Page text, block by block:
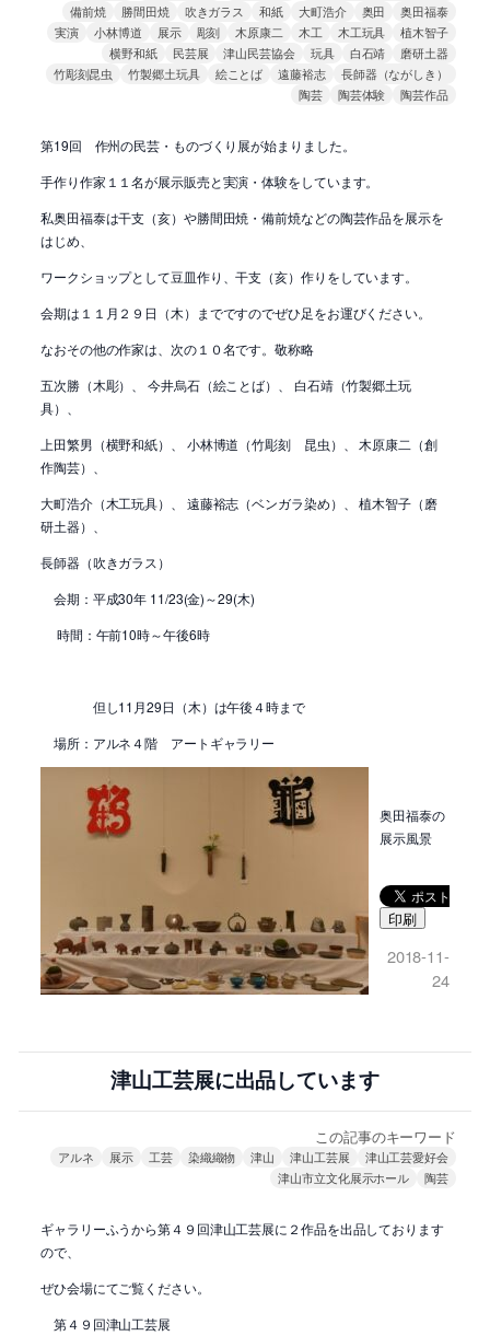
備前焼
勝間田焼 吹きガラス 和紙 大町浩介 奥田
奥田福泰
実演
小林博道 展示 彫刻 木原康二 木工 木工玩具
植木智子
横野和紙
民芸展 津山民芸協会 玩具 白石靖
磨研土器
竹彫刻昆虫
竹製郷土玩具 絵ことば 遠藤裕志
長師器（ながしき）
陶芸
陶芸体験 陶芸作品
第19回 作州の民芸・ものづくり展が始まりました。
手作り作家１１名が展示販売と実演・体験をしています。
私奥田福泰は干支（亥）や勝間田焼・備前焼などの陶芸作品を展示を
はじめ、
ワークショップとして豆皿作り、干支（亥）作りをしています。
会期は１１月２９日（木）までですのでぜひ足をお運びください。
なおその他の作家は、次の１０名です。敬称略
五次勝（木彫）、 今井烏石（絵ことば）、 白石靖（竹製郷土玩
具）、
上田繁男（横野和紙）、 小林博道（竹彫刻 昆虫）、 木原康二（創
作陶芸）、
大町浩介（木工玩具）、 遠藤裕志（ベンガラ染め）、 植木智子（磨
研土器）、
長師器（吹きガラス）
会期：平成30年 11/23(金)～29(木)
時間：午前10時～午後6時
但し11月29日（木）は午後４時まで
場所：アルネ４階 アートギャラリー
奥田福泰の
展示風景
印刷
2018-11-
24
津山工芸展に出品しています
この記事のキーワード
アルネ 展示 工芸 染織織物 津山 津山工芸展
津山工芸愛好会
津山市立文化展示ホール
陶芸
ギャラリーふうから第４９回津山工芸展に２作品を出品しております
ので、
ぜひ会場にてご覧ください。
第４９回津山工芸展